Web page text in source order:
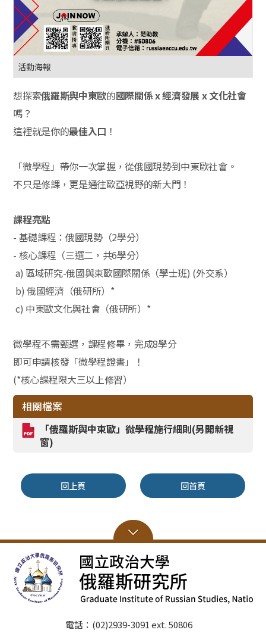
活動海報
想探索俄羅斯與中東歐的國際關係 x 經濟發展 x 文化社會
嗎？
這裡就是你的最佳入口 ！
「微學程」帶你一次掌握，從俄國現勢到中東歐社會。
不只是修課，更是通往歐亞視野的新大門！
課程亮點
- 基礎課程：俄國現勢（2學分）
- 核心課程（三選二，共6學分）
a) 區域研究-俄國與東歐國際關係（學士班) (外交系）
b)俄國經濟（俄研所）*
c) 中東歐文化與社會（俄研所）*
微學程不需甄選，課程修畢，完成8學分
即可申請核發「微學程證書」！
(*核心課程限大三以上修習）
相關檔案
「俄羅斯與中東歐」微學程施行細則(另開新視
窗)
回上頁 回首頁
電話：(02)2939-3091 ext. 50806